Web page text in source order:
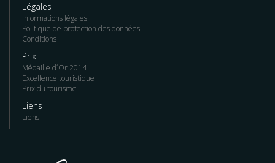
Légales
Informations légales
Politique de protection des données
Conditions
Prix
Médaille d´Or 2014
Excellence touristique
Prix du tourisme
Liens
Liens